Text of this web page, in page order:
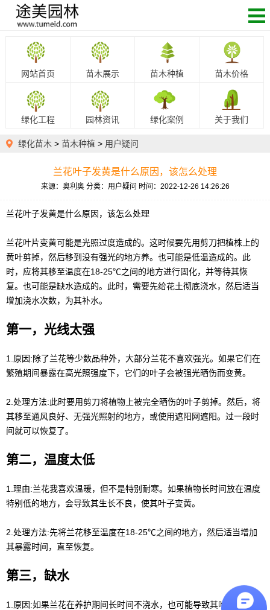
网站首页 苗木展示 苗木种植 苗木价格
绿化工程 园林资讯 绿化案例 关于我们
绿化苗木 > 苗木种植 > 用户疑问
兰花叶子发黄是什么原因，该怎么处理
来源：奥利奥 分类：用户疑问 时间：2022-12-26 14:26:26
兰花叶子发黄是什么原因，该怎么处理
兰花叶片变黄可能是光照过度造成的。这时候要先用剪刀把植株上的
黄叶剪掉，然后移到没有强光的地方养。也可能是低温造成的。此
时，应将其移至温度在18-25℃之间的地方进行固化，并等待其恢
复。也可能是缺水造成的。此时，需要先给花土彻底浇水，然后适当
增加浇水次数，为其补水。
第一，光线太强
1.原因:除了兰花等少数品种外，大部分兰花不喜欢强光。如果它们在
繁殖期间暴露在高光照强度下，它们的叶子会被强光晒伤而变黄。
2.处理方法:此时要用剪刀将植物上被完全晒伤的叶子剪掉。然后，将
其移至通风良好、无强光照射的地方，或使用遮阳网遮阳。过一段时
间就可以恢复了。
第二，温度太低
1.理由:兰花我喜欢温暖，但不是特别耐寒。如果植物长时间放在温度
特别低的地方，会导致其生长不良，使其叶子变黄。
2.处理方法:先将兰花移至温度在18-25℃之间的地方，然后适当增加
其暴露时间，直至恢复。
第三，缺水
1.原因:如果兰花在养护期间长时间不浇水，也可能导致其叶片变黄。